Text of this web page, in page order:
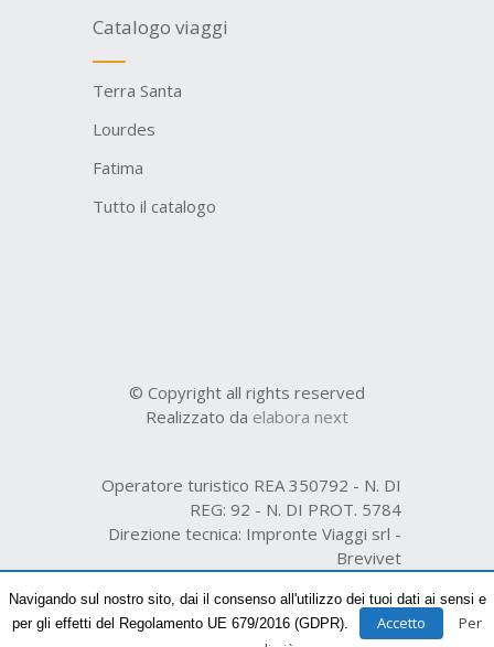
Catalogo viaggi
Terra Santa
Lourdes
Fatima
Tutto il catalogo
© Copyright all rights reserved
Realizzato da elabora next
Operatore turistico REA 350792 - N. DI
REG: 92 - N. DI PROT. 5784
Direzione tecnica: Impronte Viaggi srl -
Brevivet
Navigando sul nostro sito, dai il consenso all'utilizzo dei tuoi dati ai sensi e
per gli effetti del Regolamento UE 679/2016 (GDPR).
Accetto
Per